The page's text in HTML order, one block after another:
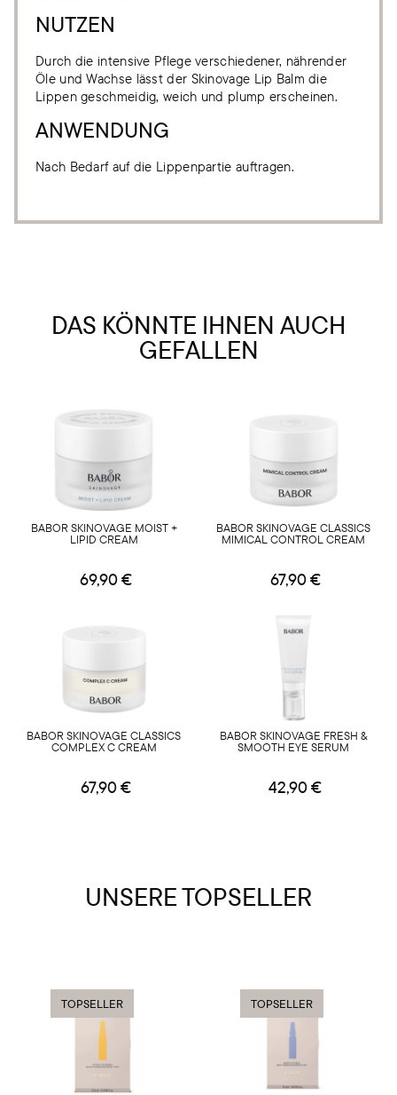
NUTZEN
Durch die intensive Pflege verschiedener, nährender
Öle und Wachse lässt der Skinovage Lip Balm die
Lippen geschmeidig, weich und plump erscheinen.
ANWENDUNG
Nach Bedarf auf die Lippenpartie auftragen.
DAS KÖNNTE IHNEN AUCH
GEFALLEN
BABOR SKINOVAGE MOIST +
LIPID CREAM
69,90 €
BABOR SKINOVAGE CLASSICS
MIMICAL CONTROL CREAM
67,90 €
BABOR SKINOVAGE CLASSICS
COMPLEX C CREAM
67,90 €
BABOR SKINOVAGE FRESH &
SMOOTH EYE SERUM
42,90 €
UNSERE TOPSELLER
TOPSELLER TOPSELLER